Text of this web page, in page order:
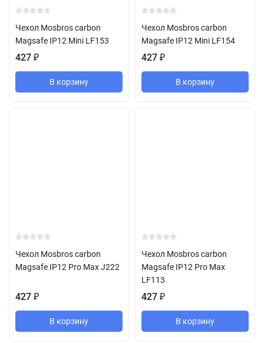
Чехол Mosbros carbon
Magsafe IP12 Mini LF153
427 ₽
В корзину
Чехол Mosbros carbon
Magsafe IP12 Mini LF154
427 ₽
В корзину
Чехол Mosbros carbon
Magsafe IP12 Pro Max J222
427 ₽
В корзину
Чехол Mosbros carbon
Magsafe IP12 Pro Max
LF113
427 ₽
В корзину